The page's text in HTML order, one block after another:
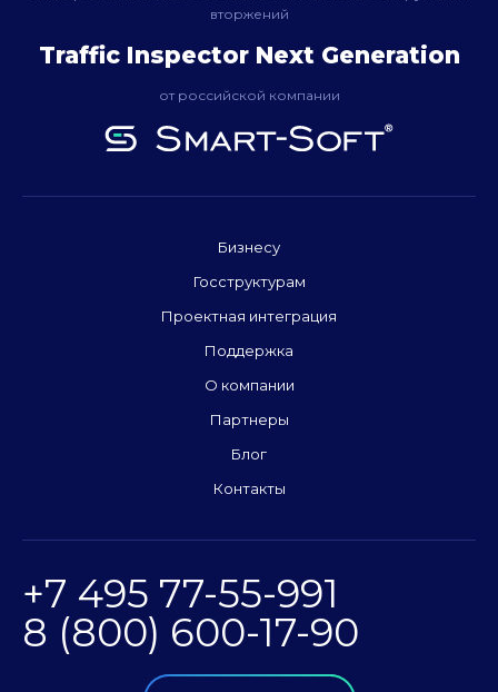
вторжений
Traffic Inspector Next Generation
от российской компании
Бизнесу
Госструктурам
Проектная интеграция
Поддержка
О компании
Партнеры
Блог
Контакты
+7 495 77-55-991
8 (800) 600-17-90